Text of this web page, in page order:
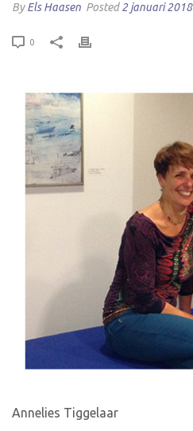
ByEls Haasen Posted2 januari 2018
0
Annelies Tiggelaar